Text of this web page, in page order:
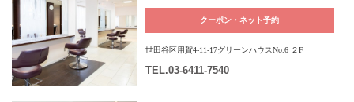
クーポン・ネット予約
世田谷区用賀4-11-17グリーンハウスNo.6 ２F
TEL.03-6411-7540